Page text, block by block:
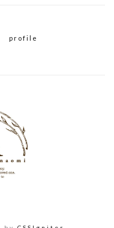
profile